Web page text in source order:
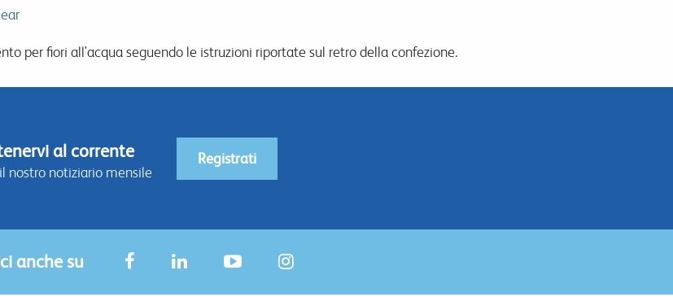
per fiori all'acqua seguendo le istruzioni riportate sul retro della confezione.
al corrente
nostro notiziario mensile
Registrati
anche su